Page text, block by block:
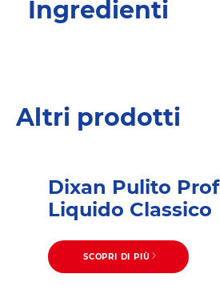
Ingredienti
Altri prodotti
Dixan Pulito
Liquido Classico
SCOPRI DI PIÙ